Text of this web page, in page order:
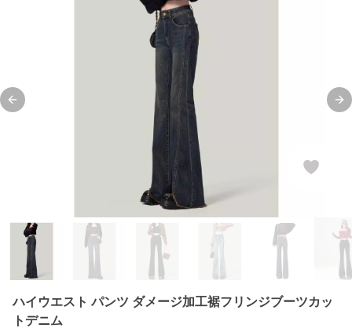
Previous slide
ハイウエスト パンツ ダメージ加工裾フリンジブーツカッ
トデニム